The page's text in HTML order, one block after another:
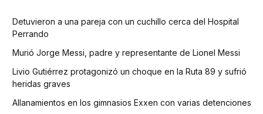
Detuvieron a una pareja con un cuchillo cerca del Hospital
Perrando
Murió Jorge Messi, padre y representante de Lionel Messi
Livio Gutiérrez protagonizó un choque en la Ruta 89 y sufrió
heridas graves
Allanamientos en los gimnasios Exxen con varias detenciones